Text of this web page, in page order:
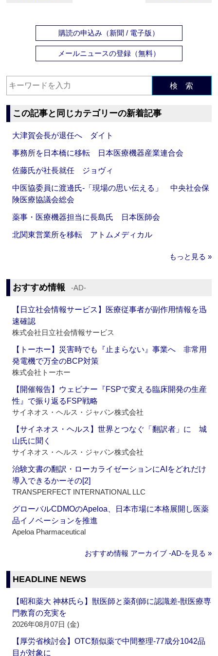
購読の申込み（新聞 / 電子版）
メールニュースの登録（無料）
検 索
この記事と同じカテゴリーの新着記事
大津賀会長が退任へ ダイト
事務所を日本橋に移転 日本医療機器産業連合会
佐藤氏が社長就任 ジョヴィ
中医協委員に渡邊氏‐「現場の思い伝える」 中央社会保
険医療協議会総会
薬事・医療機器担当に長島氏 日本医師会
北関東営業所を移転 アトムメディカル
もっと見る »
おすすめ情報 ‐AD‐
【日立社会情報サービス】医療従事者が副作用情報を迅
速確認
株式会社日立社会情報サービス
【トーホー】災害時でも『止まらない』事業へ 非常用
発電機で万全のBCP対策
株式会社トーホー
【開催報告】ウェビナー『FSPで変える臨床開発の生産
性』で振り返るFSP戦略
サイネオス・ヘルス・ジャパン株式会社
【サイネオス・ヘルス】世界とつなぐ「翻訳者」に 城
山氏に聞く
サイネオス・ヘルス・ジャパン株式会社
治験文書の翻訳・ローカライゼーションにAIをどれだけ
導入できるかーその[2]
TRANSPERFECT INTERNATIONAL LLC
グローバルCDMOのApeloa、日本市場に本格展開し医薬
品イノベーションを推進
Apeloa Pharmaceutical
おすすめ情報 アーカイブ ‐AD‐を見る »
HEADLINE NEWS
【昭和薬大 神林氏ら】獣医師と薬剤師に認識差‐獣医療専
門教育の充実を
2026年08月07日 (金)
【厚労省検討会】OTC類似薬で中間整理‐77成分1042品
目が対象に